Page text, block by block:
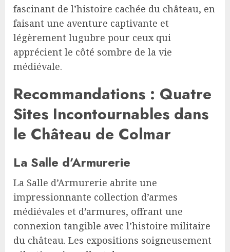
fascinant de l’histoire cachée du château, en
faisant une aventure captivante et
légèrement lugubre pour ceux qui
apprécient le côté sombre de la vie
médiévale.
Recommandations : Quatre
Sites Incontournables dans
le Château de Colmar
La Salle d’Armurerie
La Salle d’Armurerie abrite une
impressionnante collection d’armes
médiévales et d’armures, offrant une
connexion tangible avec l’histoire militaire
du château. Les expositions soigneusement